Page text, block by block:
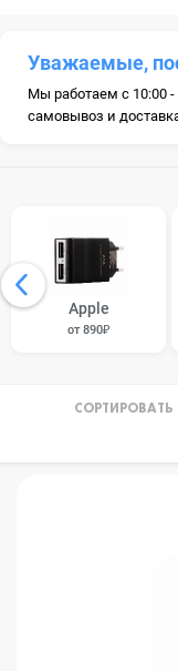
Уважаемые,
Мы работаем с 10:00
самовывоз и
Apple
от 890₽
СОРТИРОВАТЬ